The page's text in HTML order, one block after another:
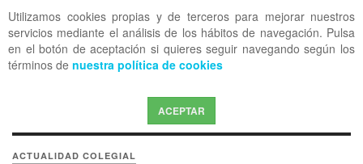
Utilizamos cookies propias y de terceros para mejorar nuestros
servicios mediante el análisis de los hábitos de navegación. Pulsa
en el botón de aceptación si quieres seguir navegando según los
términos de nuestra política de cookies
ACEPTAR
OFF CANVAS
ACTUALIDAD COLEGIAL